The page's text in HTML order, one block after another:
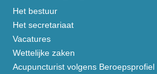
Het bestuur
Het secretariaat
Vacatures
Wettelijke zaken
Acupuncturist volgens Beroepsprofiel